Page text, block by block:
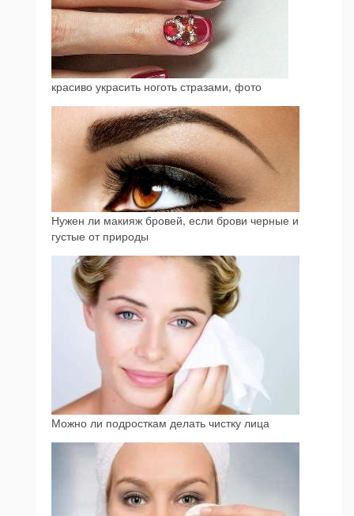
красиво украсить ноготь стразами, фото
Нужен ли макияж бровей, если брови черные и
густые от природы
Можно ли подросткам делать чистку лица